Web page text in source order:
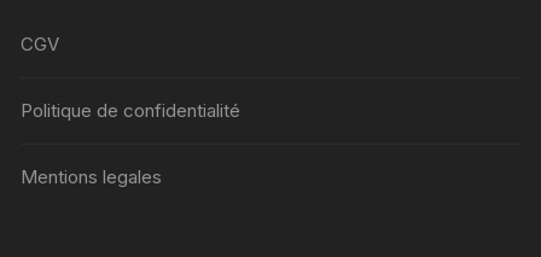
CGV
Politique de confidentialité
Mentions legales